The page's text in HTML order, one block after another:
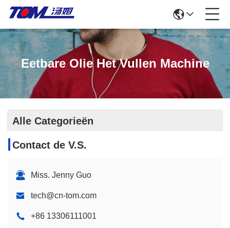
Eetbare Olie Het Vullen Machine
Alle Categorieën
Contact de V.S.
Miss. Jenny Guo
tech@cn-tom.com
+86 13306111001